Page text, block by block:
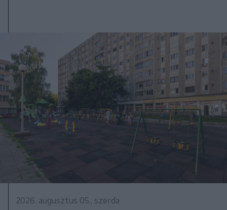
2026. augusztus 05., szerda